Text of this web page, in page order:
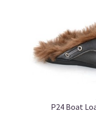
P24 Boat